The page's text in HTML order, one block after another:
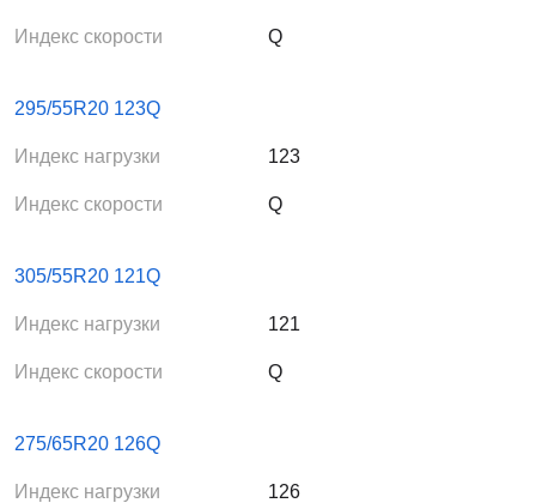
Индекс скорости Q
295/55R20 123Q
Индекс нагрузки 123
Индекс скорости Q
305/55R20 121Q
Индекс нагрузки 121
Индекс скорости Q
275/65R20 126Q
Индекс нагрузки 126